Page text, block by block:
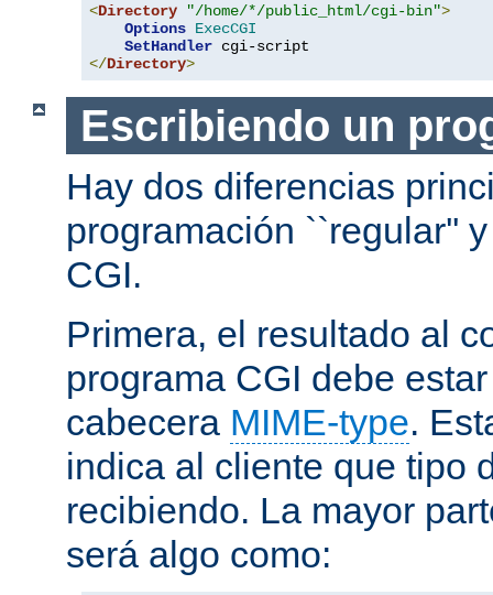
<Directory "/home/*/public_html/cgi-bin">
Options ExecCGI
SetHandler
</Directory>
Escribiendo un
Hay dos diferencias
programación ``regular''
CGI.
Primera, el resultado al
programa CGI debe
cabecera MIME-type.
indica al cliente que tipo
recibiendo. La mayor
será algo como: